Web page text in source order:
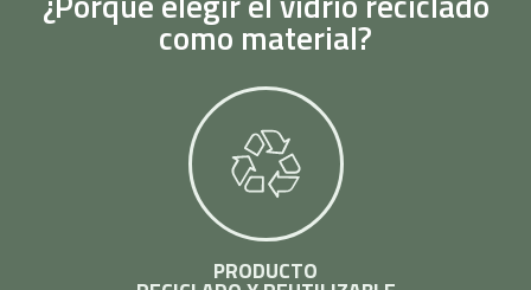
como material?
PRODUCTO
RECICLADO Y REUTILIZABLE